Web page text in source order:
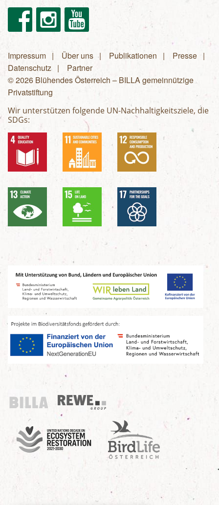
FacebookInstagram Youtube
Fußzeilenmenü
Impressum Über uns Publikationen
Presse
Datenschutz
Partner
© 2026 Blühendes Österreich – BILLA gemeinnützige
Privatstiftung
Wir unterstützen folgende UN-Nachhaltigkeitsziele, die
SDGs:
Billa
REWE Group
UN Decade
Birdlife